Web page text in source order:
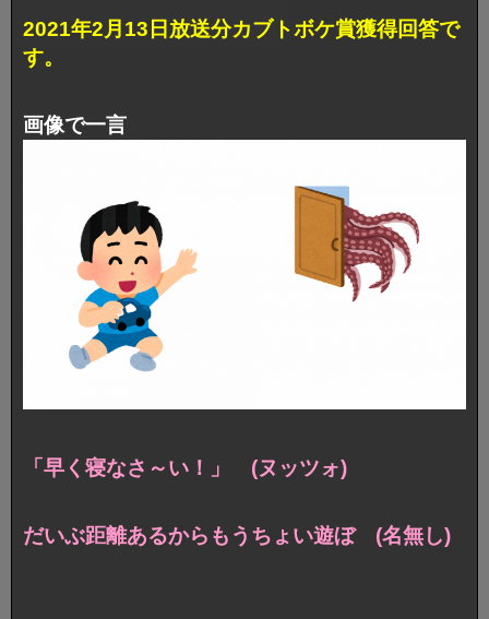
2021年2月13日放送分カブトボケ賞獲得回答で
す。
画像で一言
「早く寝なさ～い！」 (ヌッツォ)
だいぶ距離あるからもうちょい遊ぼ (名無し)